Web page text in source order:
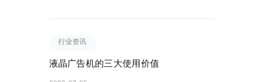
行业资讯
液晶广告机的三大使用价值